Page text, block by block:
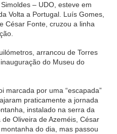
– UDO, esteve em
Volta a Portugal. Luís Gomes,
César Fonte, cruzou a linha
arrancou de Torres
do Museu do
marcada por uma “escapada”
praticamente a jornada
instalado na serra da
Oliveira de Azeméis, César
do dia, mas passou